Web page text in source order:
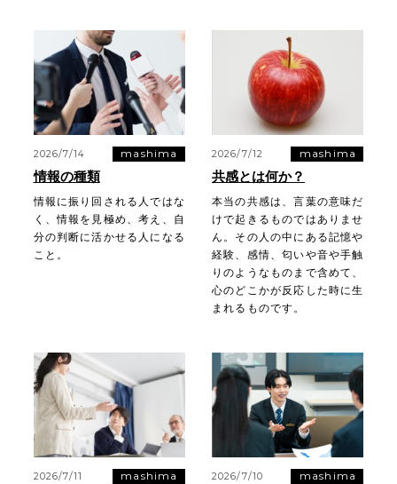
2026/7/14 mashima
情報の種類
情報に振り回される人ではな
く、情報を見極め、考え、自
分の判断に活かせる人になる
こと。
2026/7/12 mashima
共感とは何か？
本当の共感は、言葉の意味だ
けで起きるものではありませ
ん。その人の中にある記憶や
経験、感情、匂いや音や手触
りのようなものまで含めて、
心のどこかが反応した時に生
まれるものです。
2026/7/11 mashima 2026/7/10 mashima